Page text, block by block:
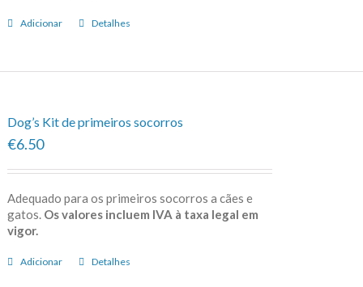
Adicionar Detalhes
Dog’s Kit de primeiros socorros
€6.50
Adequado para os primeiros socorros a cães e
gatos. Os valores incluem IVA à taxa legal em
vigor.
Adicionar Detalhes